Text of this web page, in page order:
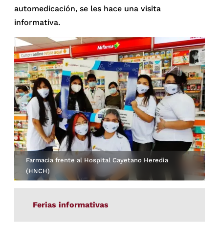
automedicación, se les hace una visita
informativa.
Farmacia frente al Hospital Cayetano Heredia
(HNCH)
Ferias informativas